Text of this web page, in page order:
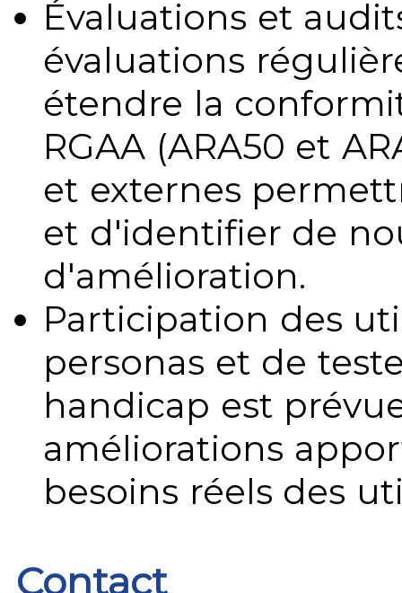
Évaluations et
évaluations
étendre la
RGAA (ARA50 et
et externes
et d'identifier de
d'amélioration.
Participation des
personas et de
handicap est
améliorations
besoins réels des
Contact